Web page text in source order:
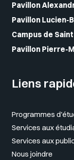
Pavillon
Pavillon Lucien-
Campus de
Pavillon Pierre-
Liens
Programmes
Services aux
Services aux
Nous joindre